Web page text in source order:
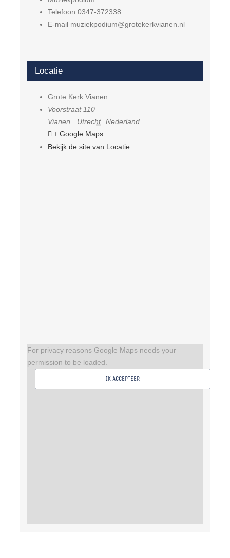
Telefoon 0347-372338
E-mail muziekpodium@grotekerkvianen.nl
Locatie
Grote Kerk Vianen
Voorstraat 110
Vianen
Utrecht Nederland
+ Google Maps
Bekijk de site van Locatie
For privacy reasons Google Maps needs your
permission to be loaded.
IK ACCEPTEER